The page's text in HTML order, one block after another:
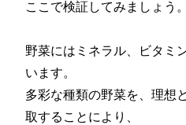
ここで検証してみましょう。
野菜にはミネラル、ビタミ
います。
多彩な種類の野菜を、理想
取することにより、